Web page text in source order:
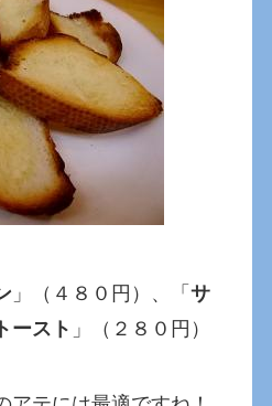
」（４８０円）、「サ
ースト 」（２８０円）